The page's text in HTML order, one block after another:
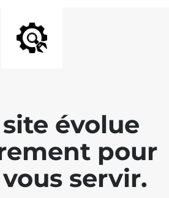
évolue
pour
servir.